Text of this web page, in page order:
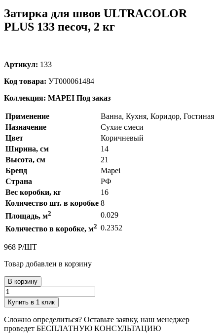
Затирка для швов ULTRACOLOR
PLUS 133 песоч, 2 кг
Артикул: 133
Код товара: УТ000061484
Коллекция: MAPEI Под заказ
Применение
Ванна, Кухня, Коридор, Гостиная
Назначение
Сухие смеси
Цвет
Коричневый
Ширина, см
14
Высота, см
21
Бренд
Mapei
Страна
РФ
Вес коробки, кг
16
Количество шт. в коробке 8
Площадь, м2
0.029
Количество в коробке, м2 0.2352
968 Р/ШТ
Товар добавлен в корзину
В корзину
Купить в 1 клик
Сложно определиться? Оставьте заявку, наш менеджер
проведет БЕСПЛАТНУЮ КОНСУЛЬТАЦИЮ